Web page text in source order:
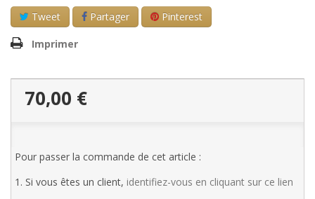
Tweet
Partager Pinterest
Imprimer
70,00 €
Pour passer la commande de cet article :
1. Si vous êtes un client, identifiez-vous en cliquant sur ce lien